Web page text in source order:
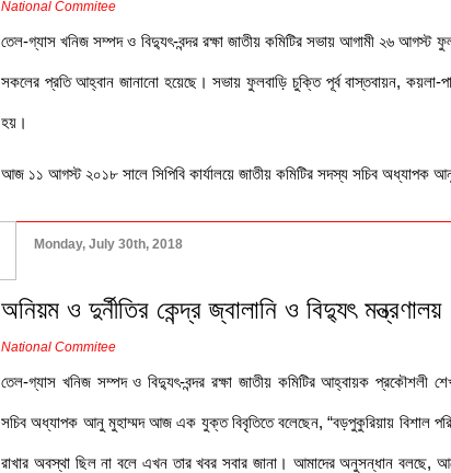
National Commitee
তেল-গ্যাস খনিজ সম্পদ ও বিদ্যুৎ-বন্দর রক্ষা জাতীয় কমিটির সভায় আগামী ২৬ আগস্ট
সকলের প্রতি আহ্বান জানানো হয়েছে। সভায় ফুলবাড়ি চুক্তি পূর্ব বাস্তবায়ন, কয়লা-
হয়।
আজ ১১ আগস্ট ২০১৮ সালে সিপিবি কার্যালয়ে জাতীয় কমিটির সদস্য সচিব অধ্যাপক
Monday, July 30th, 2018
অনিয়ম ও দুর্নীতির কেন্দ্র জ্বালানি ও বিদ্যুৎ মন্ত্রণালয়
National Commitee
তেল-গ্যাস খনিজ সম্পদ ও বিদ্যুৎ-বন্দর রক্ষা জাতীয় কমিটির আহ্বায়ক প্রকৌশলী
সচিব অধ্যাপক আনু মুহাম্মদ আজ এক যুক্ত বিবৃতিতে বলেছেন, “বড়পুকুরিয়ায় বিশাল
রাখার অবস্থা ছিল না বলে এখন তার খবর সবার জানা। আমাদের অনুসন্ধান বলছে,